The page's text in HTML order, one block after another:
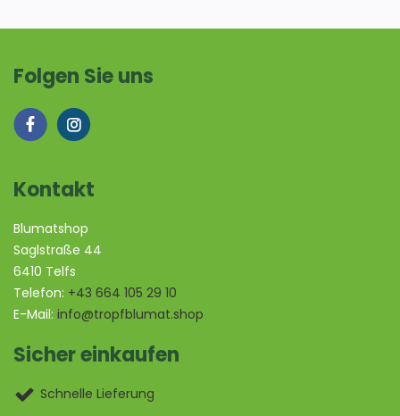
Folgen Sie uns
Kontakt
Blumatshop
Saglstraße 44
6410 Telfs
Telefon: +43 664 105 29 10
E-Mail: info@tropfblumat.shop
Sicher einkaufen
Schnelle Lieferung